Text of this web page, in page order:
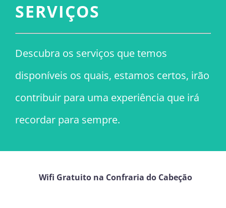
SERVIÇOS
Descubra os serviços que temos
disponíveis os quais, estamos certos, irão
contribuir para uma experiência que irá
recordar para sempre.
Wifi Gratuito na Confraria do Cabeção